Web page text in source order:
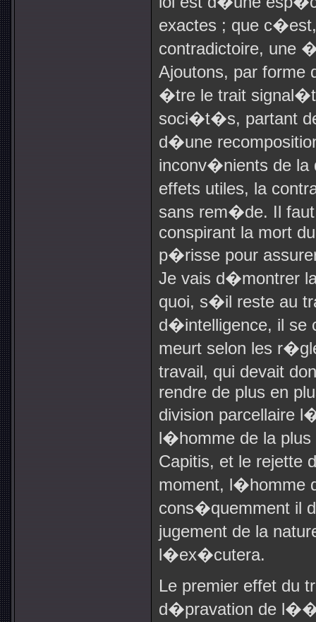
exactes ; que
contradictoire, une
Ajoutons, par
�tre le trait
soci�t�s, partant
d�une
inconv�nients de la
effets utiles, la
sans rem�de. Il
conspirant la mort
p�risse pour
Je vais d�montrer
quoi, s�il reste au
d�intelligence, il se
meurt selon les
travail, qui devait
rendre de plus en
division parcellaire
l�homme de la
Capitis, et le
moment, l�homme
cons�quemment il
jugement de la
l�ex�cutera.
Le premier effet du
d�pravation de